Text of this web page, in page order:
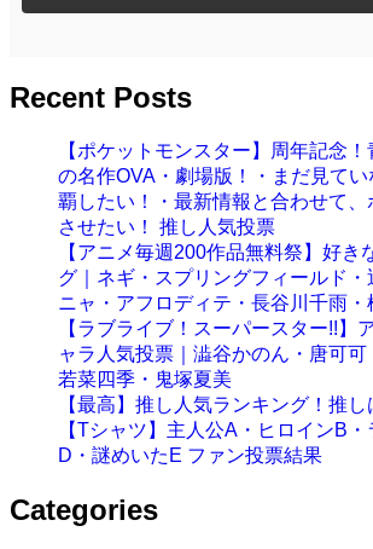
Recent Posts
【ポケットモンスター】周年記念
の名作OVA・劇場版！・まだ見てい
覇したい！・最新情報と合わせて
させたい！ 推し人気投票
【アニメ毎週200作品無料祭】好き
グ｜ネギ・スプリングフィールド
ニャ・アフロディテ・長谷川千雨・
【ラブライブ！スーパースター!!】
ャラ人気投票｜澁谷かのん・唐可可
若菜四季・鬼塚夏美
【最高】推し人気ランキング！推し
【Tシャツ】主人公A・ヒロインB
D・謎めいたE ファン投票結果
Categories